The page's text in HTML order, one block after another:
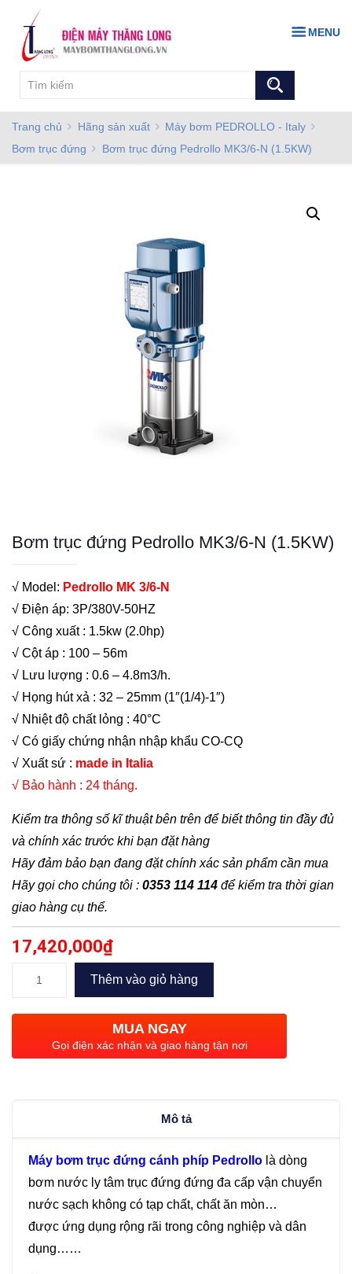
MENU
Trang chủ Hãng sản xuất
Máy bơm PEDROLLO - Italy
Bơm trục đứng
Bơm trục đứng Pedrollo MK3/6-N (1.5KW)
Bơm trục đứng Pedrollo MK3/6-N (1.5KW)
√ Model: Pedrollo MK 3/6-N
√ Điện áp: 3P/380V-50HZ
√ Công xuất : 1.5kw (2.0hp)
√ Cột áp : 100 – 56m
√ Lưu lượng : 0.6 – 4.8m3/h.
√ Họng hút xả : 32 – 25mm (1″(1/4)-1″)
√ Nhiệt độ chất lỏng : 40°C
√ Có giấy chứng nhận nhập khẩu CO-CQ
√ Xuất sứ : made in Italia
√ Bảo hành : 24 tháng.
Kiểm tra thông số kĩ thuật bên trên để biết thông tin đầy đủ
và chính xác trước khi bạn đặt hàng
Hãy đảm bảo bạn đang đặt chính xác sản phẩm cần mua
Hãy gọi cho chúng tôi : 0353 114 114 để kiểm tra thời gian
giao hàng cụ thể.
17,420,000₫
đứng
Pedrollo
MK3/6-
Thêm vào giỏ hàng
MUA NGAY
Gọi điện xác nhận và giao hàng tận nơi
Mô tả
Máy bơm trục đứng cánh phíp Pedrollo là dòng
bơm nước ly tâm trục đứng đứng đa cấp vận chuyển
nước sạch không có tạp chất, chất ăn mòn…
được ứng dụng rộng rãi trong công nghiệp và dân
dụng……